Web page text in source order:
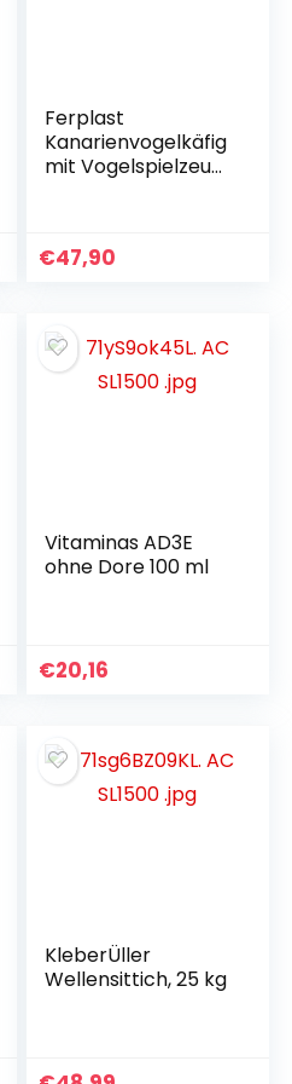
Ferplast
Kanarienvogelkäfig
mit Vogelspielzeug,
cm
€47,90
Vitaminas AD3E
ohne Dore 100 ml
€20,16
KleberÜller
Wellensittich, 25 kg